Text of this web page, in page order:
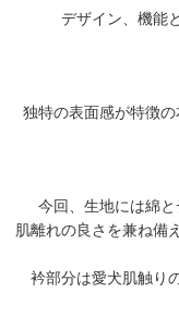
デザイン、機能
独特の表面感が特徴
今回、生地には綿と
肌離れの良さを兼ね備
衿部分は愛犬肌触り